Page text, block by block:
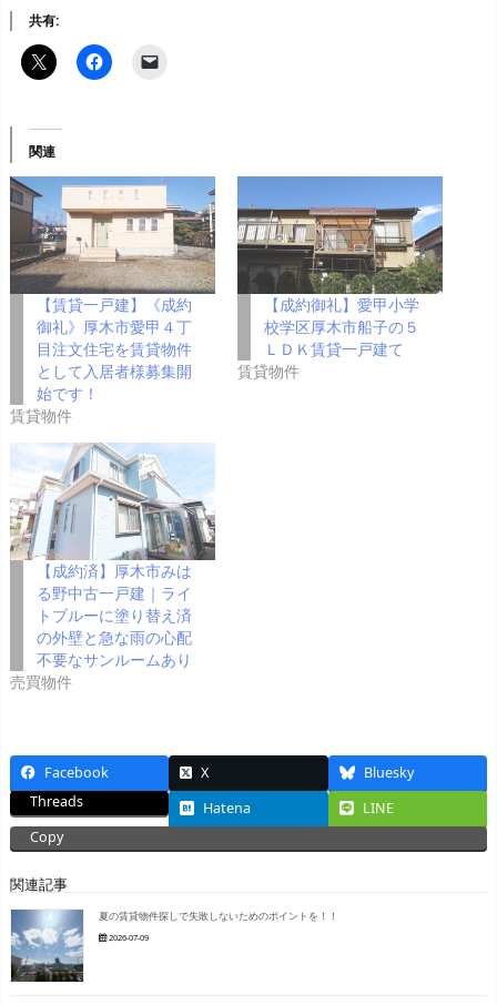
共有:
関連
【賃貸一戸建】《成約
御礼》厚木市愛甲４丁
目注文住宅を賃貸物件
として入居者様募集開
始です！
賃貸物件
【成約御礼】愛甲小学
校学区厚木市船子の５
ＬＤＫ賃貸一戸建て
賃貸物件
【成約済】厚木市みは
る野中古一戸建｜ライ
トブルーに塗り替え済
の外壁と急な雨の心配
不要なサンルームあり
売買物件
Facebook X
Bluesky
Threads
Hatena
LINE
Copy
関連記事
夏の賃貸物件探しで失敗しないためのポイントを！！
2026-07-09